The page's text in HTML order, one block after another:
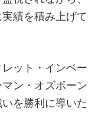
績を積み上げて
ット・インベー
ン・オズボーン
を勝利に導いた